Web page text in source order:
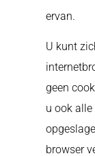
ervan.
U kunt
geen
u ook
browser